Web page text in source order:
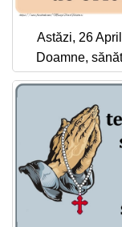
Astăzi, 26
Doamne,